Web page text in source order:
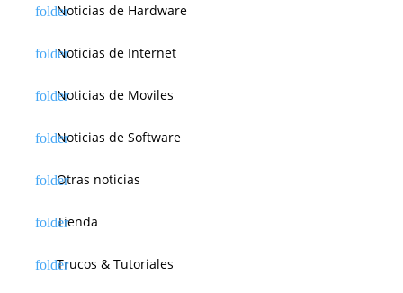
Noticias de Hardware
Noticias de Internet
Noticias de Moviles
Noticias de Software
Otras noticias
Tienda
Trucos & Tutoriales